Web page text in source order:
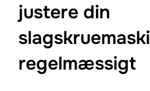
justere din
regelmæssigt